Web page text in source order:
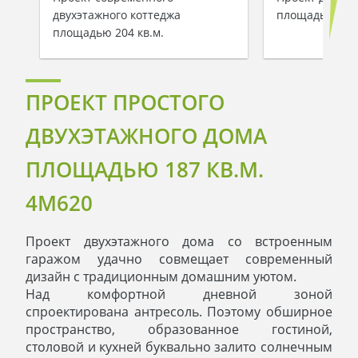
двухэтажного коттеджа
площадью 204 кв.м.
площадью
ПРОЕКТ ПРОСТОГО
ДВУХЭТАЖНОГО ДОМА
ПЛОЩАДЬЮ 187 КВ.М.
4M620
Проект двухэтажного дома со встроенным
гаражом удачно совмещает современный
дизайн с традиционным домашним уютом.
Над комфортной дневной зоной
спроектирована антресоль. Поэтому обширное
пространство, образованное гостиной,
столовой и кухней буквально залито солнечным